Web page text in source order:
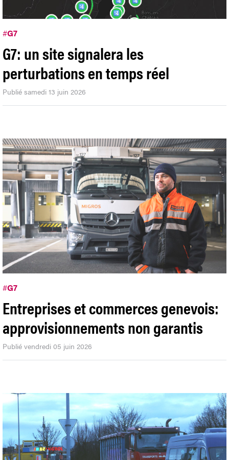
#G7
G7: un site signalera les
perturbations en temps réel
Publié samedi 13 juin 2026
#G7
Entreprises et commerces genevois:
approvisionnements non garantis
Publié vendredi 05 juin 2026